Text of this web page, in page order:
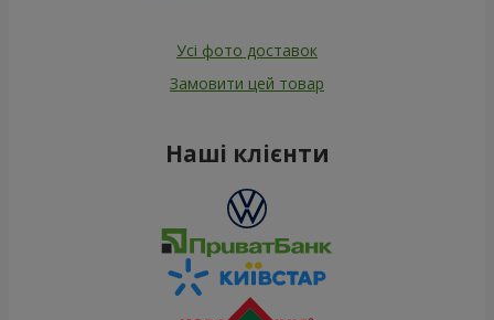
Усі фото доставок
Замовити цей товар
Наші клієнти